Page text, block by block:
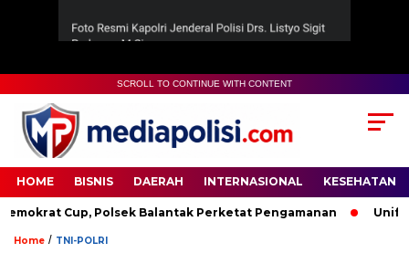
SCROLL TO CONTINUE WITH CONTENT
HOME BISNIS DAERAH INTERNASIONAL KESEHATAN
Cup, Polsek Balantak Perketat Pengamanan Unifying
Home / TNI-POLRI